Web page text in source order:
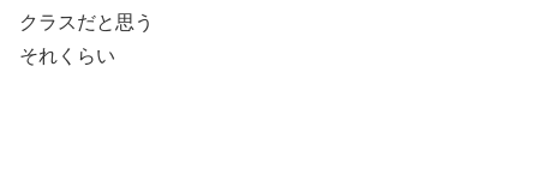
クラスだと思う
それくらい